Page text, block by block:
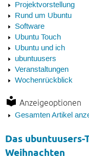
Projektvorstellung
Rund um Ubuntu
Software
Ubuntu Touch
Ubuntu und ich
ubuntuusers
Veranstaltungen
Wochenrückblick
Anzeigeoptionen
Gesamten Artikel
Das
Weihnachten